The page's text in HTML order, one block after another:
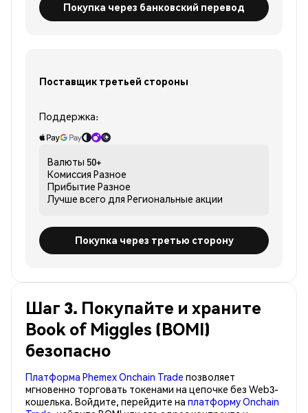
Покупка через банковский перевод
Поставщик третьей стороны
Поддержка:
Валюты 50+
Комиссия Разное
Прибытие Разное
Лучше всего для Региональные акции
Покупка через третью сторону
Шаг 3. Покупайте и храните
Book of Miggles (BOMI)
безопасно
Платформа Phemex Onchain Trade позволяет
мгновенно торговать токенами на цепочке без Web3-
кошелька. Войдите, перейдите на платформу Onchain